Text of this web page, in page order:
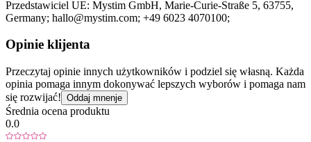
Przedstawiciel UE: Mystim GmbH, Marie-Curie-Straße 5, 63755,
Germany; hallo@mystim.com; +49 6023 4070100;
Opinie klijenta
Przeczytaj opinie innych użytkowników i podziel się własną. Każda
opinia pomaga innym dokonywać lepszych wyborów i pomaga nam
się rozwijać! Oddaj mnenje
Średnia ocena produktu
0.0